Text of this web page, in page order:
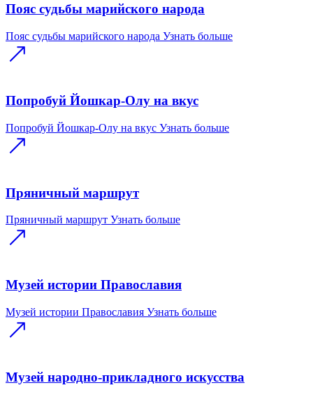
Пояс судьбы марийского народа
Пояс судьбы марийского народа Узнать больше
Попробуй Йошкар-Олу на вкус
Попробуй Йошкар-Олу на вкус Узнать больше
Пряничный маршрут
Пряничный маршрут Узнать больше
Музей истории Православия
Музей истории Православия Узнать больше
Музей народно-прикладного искусства